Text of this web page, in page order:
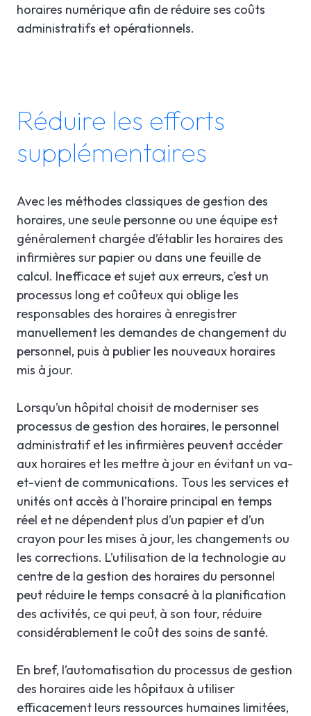
horaires numérique afin de réduire ses coûts
administratifs et opérationnels.
Réduire les efforts
supplémentaires
Avec les méthodes classiques de gestion des
horaires, une seule personne ou une équipe est
généralement chargée d’établir les horaires des
infirmières sur papier ou dans une feuille de
calcul. Inefficace et sujet aux erreurs, c’est un
processus long et coûteux qui oblige les
responsables des horaires à enregistrer
manuellement les demandes de changement du
personnel, puis à publier les nouveaux horaires
mis à jour.
Lorsqu’un hôpital choisit de moderniser ses
processus de gestion des horaires, le personnel
administratif et les infirmières peuvent accéder
aux horaires et les mettre à jour en évitant un va-
et-vient de communications. Tous les services et
unités ont accès à l’horaire principal en temps
réel et ne dépendent plus d’un papier et d’un
crayon pour les mises à jour, les changements ou
les corrections. L’utilisation de la technologie au
centre de la gestion des horaires du personnel
peut réduire le temps consacré à la planification
des activités, ce qui peut, à son tour, réduire
considérablement le coût des soins de santé.
En bref, l’automatisation du processus de gestion
des horaires aide les hôpitaux à utiliser
efficacement leurs ressources humaines limitées,